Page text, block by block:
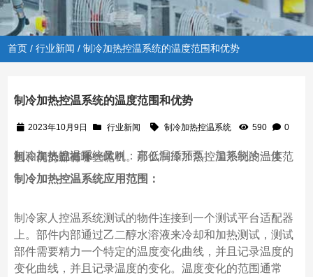
首页 /行业新闻 / 制冷加热控温系统的温度范围和优势
制冷加热控温系统的温度范围和优势
2023年10月9日 行业新闻 制冷加热控温系统 590 0
制冷加热控温系统又叫：高低温循环泵、加热制冷一体机、高低温循环一体机。那么制冷加热控温系统的温度范围和优势都有哪些呢？
制冷加热控温系统应用范围：
制冷家人控温系统测试的物件连接到一个测试平台适配器
上。部件内部通过乙二醇水溶液来冷却和加热测试，测试
部件需要精力一个特定的温度变化曲线，并且记录温度的
变化曲线，并且记录温度的变化。温度变化的范围通常